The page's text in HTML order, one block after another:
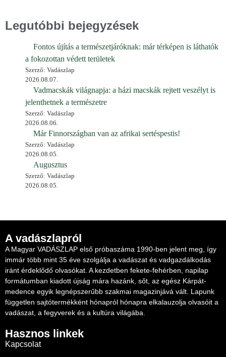
Legutóbbi bejegyzések
Fontos újítás a természetjáróknak: már térképen is láthatók
a fokozottan védett területek
Szerző: Vadászlap
2026.08.07.
Vadmacskák világnapja: a házi macskák rejtett veszélyt is
jelenthetnek a természetre
Szerző: Vadászlap
2026.08.06.
Már Finnországban van az afrikai sertéspestis!
Szerző: Vadászlap
2026.08.05.
Augusztus
Szerző: Vadászlap
2026.08.05.
A vadászlapról
A Magyar VADÁSZLAP első próbaszáma 1990-ben jelent meg, így
immár több mint 35 éve szolgálja a vadászat és vadgazdálkodás
iránt érdeklődő olvasókat. A kezdetben fekete-fehérben, napilap
formátumban kiadott újság mára hazánk, sőt, az egész Kárpát-
medence egyik legnépszerűbb szakmai magazinjává vált. Lapunk
független sajtótermékként hónapról hónapra elkalauzolja olvasóit a
vadászat, a fegyverek és a kultúra világába.
Hasznos linkek
Kapcsolat